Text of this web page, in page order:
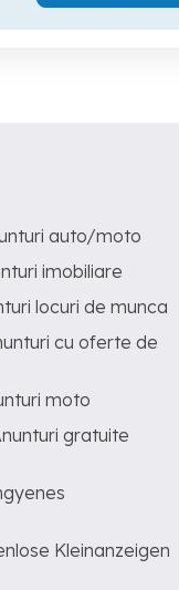
auto/moto
imobiliare
locuri de munca
cu oferte de
moto
gratuite
Kleinanzeigen